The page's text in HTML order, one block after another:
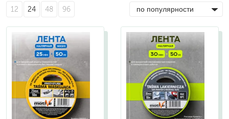
12 24 48 96